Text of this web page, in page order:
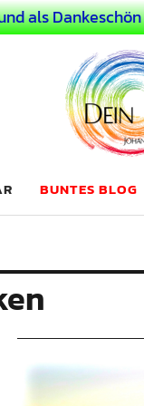
als
MENSCH
BUNTES BLOG